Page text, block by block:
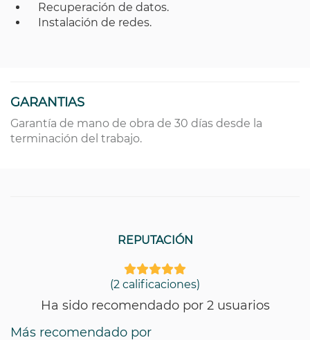
Recuperación de datos.
Instalación de redes.
GARANTIAS
Garantía de mano de obra de 30 días desde la
terminación del trabajo.
REPUTACIÓN
(2 calificaciones)
Ha sido recomendado por 2 usuarios
Más recomendado por